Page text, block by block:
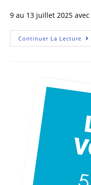
9 au 13 juillet 2025
Continuer La Lecture